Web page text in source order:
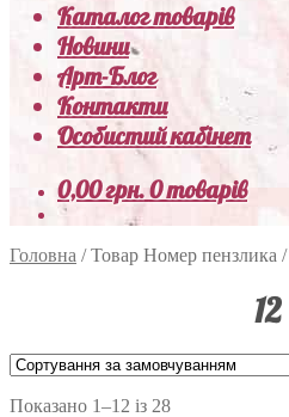
Каталог товарів
Новини
Арт-Блог
Контакти
Особистий кабінет
0,00грн.0 товарів
Головна /Товар Номер пензлика /
12
Показано 1–12 із 28